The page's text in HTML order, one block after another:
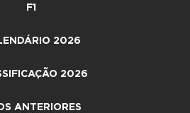
F1
2026
2026
ANTERIORES